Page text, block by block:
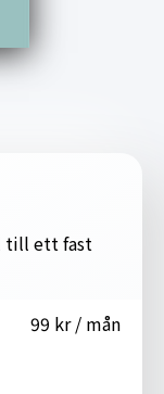
till ett fast
99 kr / mån